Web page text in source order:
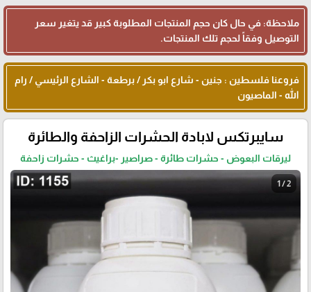
ملاحظة: في حال كان حجم المنتجات المطلوبة كبير قد يتغير سعر
التوصيل وفقاً لحجم تلك المنتجات.
فروعنا فلسطين : جنين - شارع ابو بكر / برطعة - الشارع الرئيسي / رام
الله - الماصيون
سايبرتكس لابادة الحشرات الزاحفة والطائرة
ليرقات البعوض - حشرات طائرة - صراصير -براغيث - حشرات زاحفة
1 / 2